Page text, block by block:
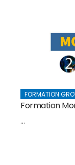
FORMATION
Formation
...